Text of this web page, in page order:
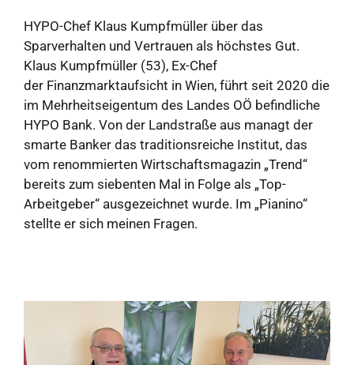
HYPO-Chef Klaus Kumpfmüller über das
Sparverhalten und Vertrauen als höchstes Gut.
Klaus Kumpfmüller (53), Ex-Chef
der Finanzmarktaufsicht in Wien, führt seit 2020 die
im Mehrheitseigentum des Landes OÖ befindliche
HYPO Bank. Von der Landstraße aus managt der
smarte Banker das traditionsreiche Institut, das
vom renommierten Wirtschaftsmagazin „Trend“
bereits zum siebenten Mal in Folge als „Top-
Arbeitgeber“ ausgezeichnet wurde. Im „Pianino“
stellte er sich meinen Fragen.